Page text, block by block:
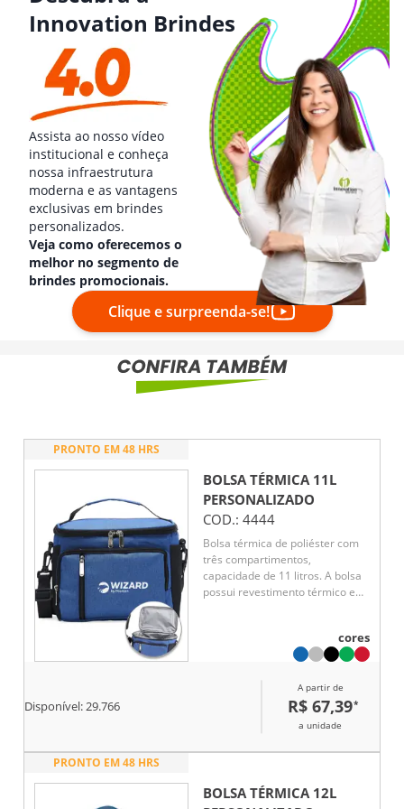
Innovation Brindes
Assista ao nosso vídeo
institucional e conheça
nossa infraestrutura
moderna e as vantagens
exclusivas em brindes
personalizados.
Veja como oferecemos o
melhor no segmento de
brindes promocionais.
Clique e surpreenda-se!
PRONTO EM 48 HRS
BOLSA TÉRMICA 11L
PERSONALIZADO
COD.: 4444
Bolsa térmica de poliéster com
três compartimentos,
capacidade de 11 litros. A bolsa
possui revestimento térmico em
acompanha alça transversal.
cores
Disponível:29.766
A partir de
R$ 67,39*
a unidade
PRONTO EM 48 HRS
BOLSA TÉRMICA 12L